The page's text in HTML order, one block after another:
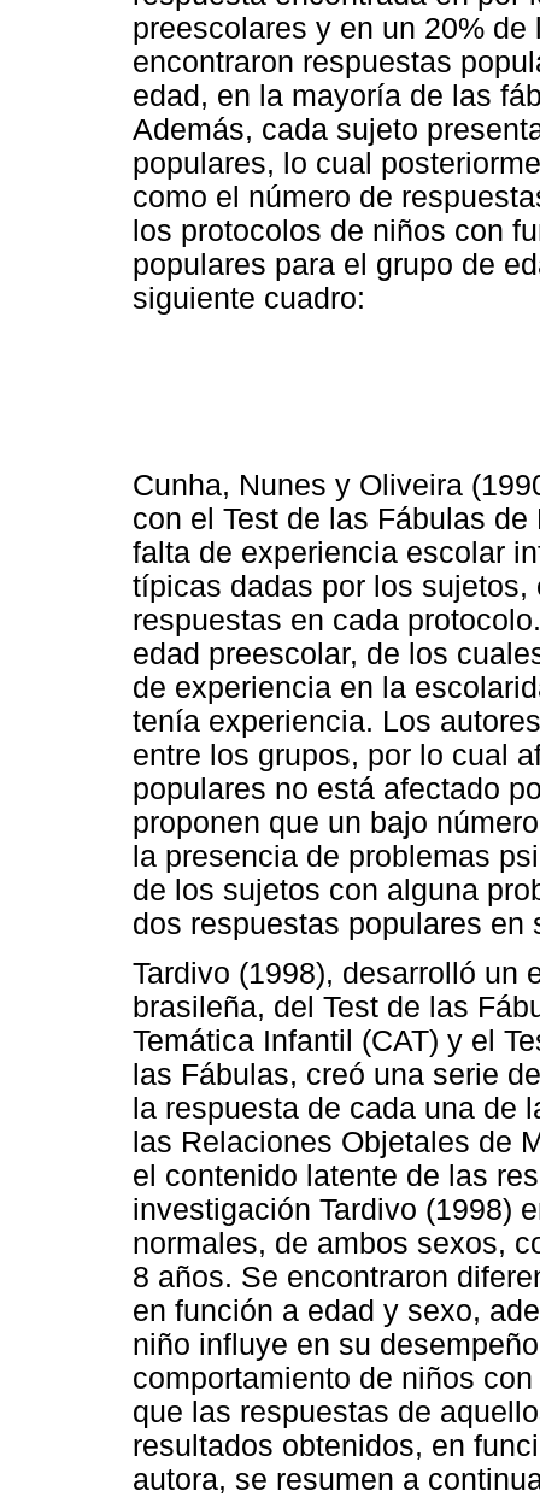
preescolares y en un 20%
encontraron respuestas
edad, en la mayoría de las
Además, cada sujeto
populares, lo cual
como el número de
los protocolos de niños con
populares para el grupo de
siguiente cuadro:
Cunha, Nunes y Oliveira
con el Test de las Fábulas
falta de experiencia escolar
típicas dadas por los
respuestas en cada
edad preescolar, de los
de experiencia en la
tenía experiencia. Los
entre los grupos, por lo cual
populares no está afectado
proponen que un bajo
la presencia de problemas
de los sujetos con alguna
dos respuestas populares en
Tardivo (1998), desarrolló un
brasileña, del Test de las
Temática Infantil (CAT) y el
las Fábulas, creó una serie
la respuesta de cada una de
las Relaciones Objetales de
el contenido latente de las
investigación Tardivo (1998)
normales, de ambos sexos,
8 años. Se encontraron
en función a edad y sexo,
niño influye en su
comportamiento de niños
que las respuestas de
resultados obtenidos, en
autora, se resumen a